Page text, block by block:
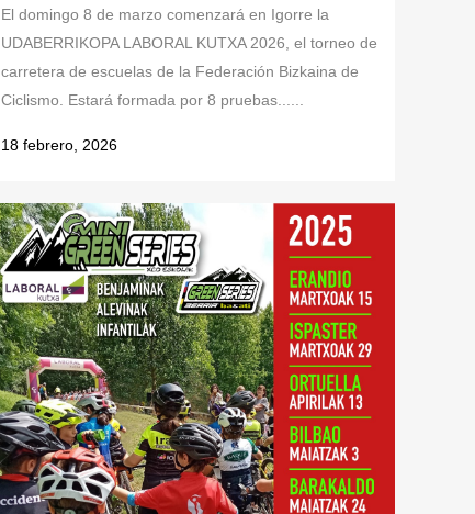
El domingo 8 de marzo comenzará en Igorre la
UDABERRIKOPA LABORAL KUTXA 2026, el torneo de
carretera de escuelas de la Federación Bizkaina de
Ciclismo. Estará formada por 8 pruebas......
18 febrero, 2026